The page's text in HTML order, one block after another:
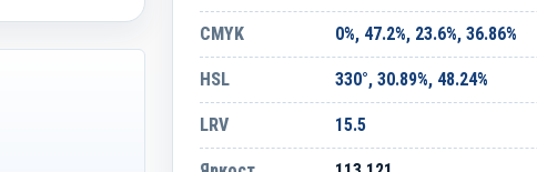
CMYK 0%, 47.2%, 23.6%, 36.86%
HSL 330°, 30.89%, 48.24%
LRV 15.5